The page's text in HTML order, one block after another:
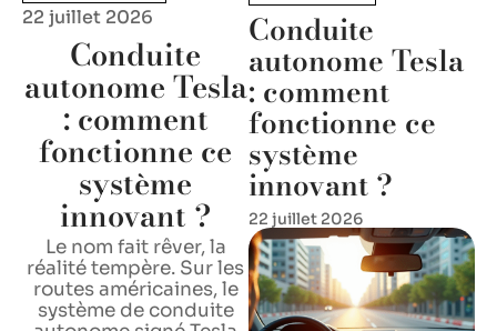
22 juillet 2026
Conduite
autonome Tesla
: comment
fonctionne ce
système
innovant ?
Le nom fait rêver, la
réalité tempère. Sur les
routes américaines, le
système de conduite
Conduite
autonome Tesla
: comment
fonctionne ce
système
innovant ?
22 juillet 2026